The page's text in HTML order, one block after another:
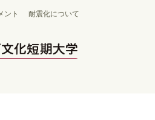
ント 耐震化について